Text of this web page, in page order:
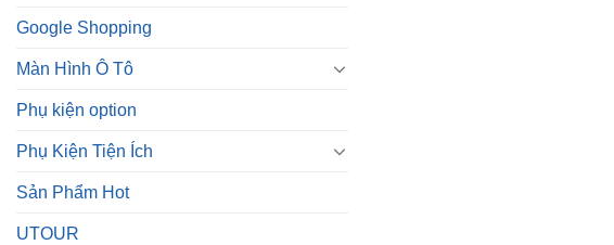
Google Shopping
Màn Hình Ô Tô
Phụ kiện option
Phụ Kiện Tiện Ích
Sản Phẩm Hot
UTOUR